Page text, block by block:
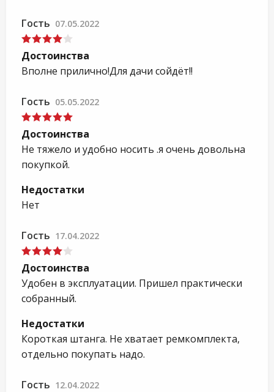
Гость 07.05.2022
Достоинства
Вполне прилично!Для дачи сойдёт!!
Гость 05.05.2022
Достоинства
Не тяжело и удобно носить .я очень довольна
покупкой.
Недостатки
Нет
Гость 17.04.2022
Достоинства
Удобен в эксплуатации. Пришел практически
собранный.
Недостатки
Короткая штанга. Не хватает ремкомплекта,
отдельно покупать надо.
Гость 12.04.2022